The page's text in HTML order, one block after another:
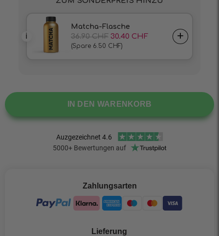
IN DEN WARENKORB
Zahlungsarten
Lieferung